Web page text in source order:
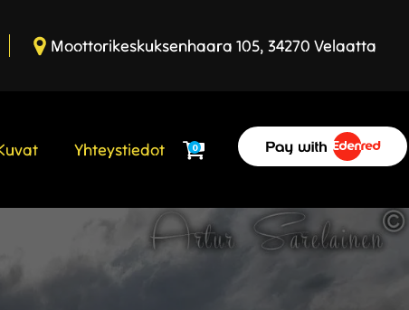
Moottorikeskuksenhaara 105, 34270 Velaatta
Yhteystiedot 0